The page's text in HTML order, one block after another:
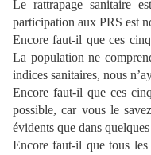
Le rattrapage sanitaire
participation aux PRS est
Encore faut-il que ces
La population ne
indices sanitaires, nous
Encore faut-il que ces
possible, car vous le
évidents que dans quelques
Encore faut-il que tous